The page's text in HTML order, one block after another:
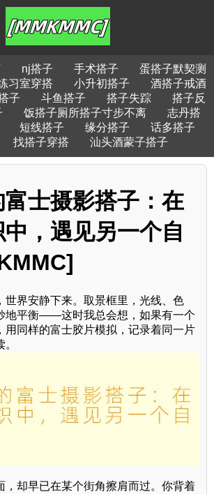
nj搭子 手术搭子
蛋搭子默契测
习室穿搭 小升初搭子
酒搭子戒酒
子 斗鱼搭子 搭子失踪
搭子反
饭搭子厕所搭子寸步不离
志丹搭
短线搭子 缘分搭子
话多搭子
找搭子穿搭 汕头酒蒙子搭子
士摄影搭子：在
，遇见另一个自
世界安静下来。取景框里，光线、色
地平衡——这时我总会想，如果有一个
用同样的富士胶片模拟，记录着同一片
，却早已在某个街角擦肩而过。你背着